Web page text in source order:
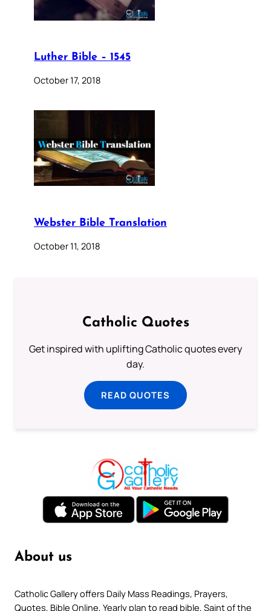
Luther Bible – 1545
October 17, 2018
Webster Bible Translation
October 11, 2018
Catholic Quotes
Get inspired with uplifting Catholic quotes every
day.
READ QUOTES
About us
Catholic Gallery offers Daily Mass Readings, Prayers,
Quotes, Bible Online, Yearly plan to read bible, Saint of the